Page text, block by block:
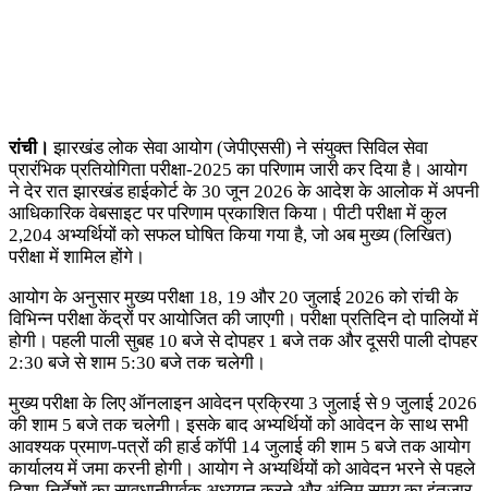
रांची। झारखंड लोक सेवा आयोग (जेपीएससी) ने संयुक्त सिविल सेवा
प्रारंभिक प्रतियोगिता परीक्षा-2025 का परिणाम जारी कर दिया है। आयोग
ने देर रात झारखंड हाईकोर्ट के 30 जून 2026 के आदेश के आलोक में अपनी
आधिकारिक वेबसाइट पर परिणाम प्रकाशित किया। पीटी परीक्षा में कुल
2,204 अभ्यर्थियों को सफल घोषित किया गया है, जो अब मुख्य (लिखित)
परीक्षा में शामिल होंगे।
आयोग के अनुसार मुख्य परीक्षा 18, 19 और 20 जुलाई 2026 को रांची के
विभिन्न परीक्षा केंद्रों पर आयोजित की जाएगी। परीक्षा प्रतिदिन दो पालियों में
होगी। पहली पाली सुबह 10 बजे से दोपहर 1 बजे तक और दूसरी पाली दोपहर
2:30 बजे से शाम 5:30 बजे तक चलेगी।
मुख्य परीक्षा के लिए ऑनलाइन आवेदन प्रक्रिया 3 जुलाई से 9 जुलाई 2026
की शाम 5 बजे तक चलेगी। इसके बाद अभ्यर्थियों को आवेदन के साथ सभी
आवश्यक प्रमाण-पत्रों की हार्ड कॉपी 14 जुलाई की शाम 5 बजे तक आयोग
कार्यालय में जमा करनी होगी। आयोग ने अभ्यर्थियों को आवेदन भरने से पहले